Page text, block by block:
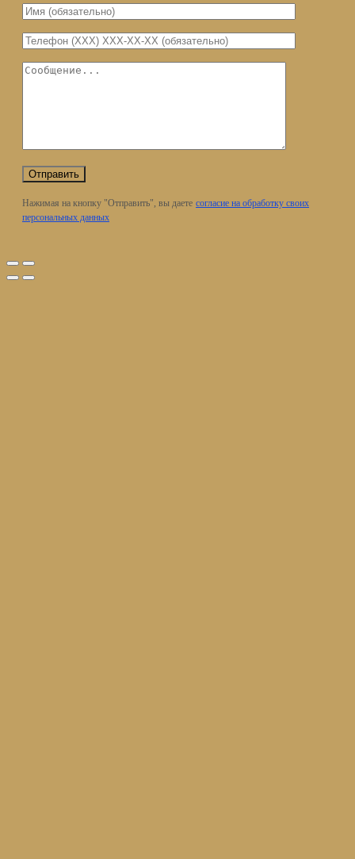
Нажимая на кнопку "Отправить", вы даете согласие на обработку своих
персональных данных